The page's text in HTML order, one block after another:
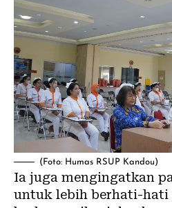
(Foto: Humas RSUP Kandou)
Ia juga mengingatkan
untuk lebih berhati-hati